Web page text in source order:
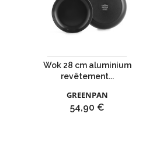
Wok 28 cm aluminium
revêtement...
GREENPAN
Prix
54,90 €